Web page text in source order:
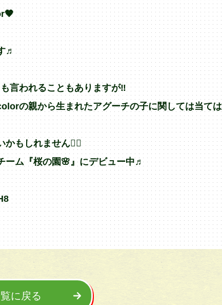
♬
言われることもありますが‼︎
の親から生まれたアグーチの子に関しては当ては
もしれません🙇‍♂️
ーム『桜の園🌸』にデビュー中♬
に戻る